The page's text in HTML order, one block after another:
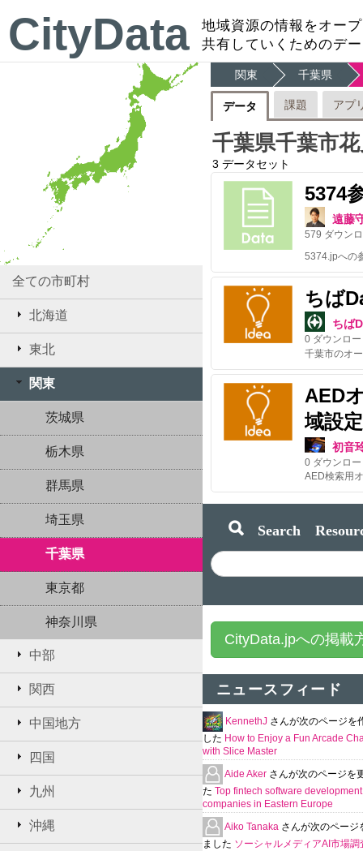
CityData
地域資源の情報をオー
共有していくためのデ
全ての市町村
北海道
東北
関東
茨城県
栃木県
群馬県
埼玉県
千葉県
東京都
神奈川県
中部
関西
中国地方
四国
九州
沖縄
関東 千葉県
データ 課題 アプ
千葉県千葉市
3 データセット
5374
遠藤
579 ダウン
ちば
ちば
0 ダウンロ
AED
域設
初音
0 ダウンロ
Search
CityData.jpへの掲載
ニュースフィード
KennethJ さんが次のページを
した How to Enjoy a Fun Arcade
with Slice Master
Aide Aker さんが次のページを
た Top fintech software development
companies in Eastern Europe
Aiko Tanaka さんが次のページ
ました ソーシャルメディアAI市場調